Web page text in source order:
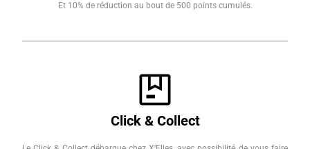
Et 10% de réduction au bout de 500 points cumulés.
Click & Collect